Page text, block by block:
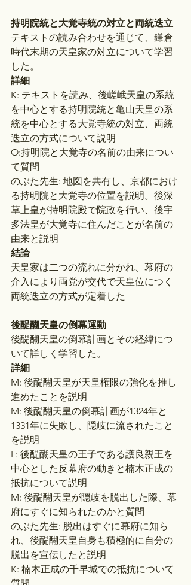
持明院統と大覚寺統の対立と両統迭立
テキストの読み合わせを通じて、鎌倉
時代末期の天皇家の対立について学習
した。
詳細
K: テキストを読み、後嵯峨天皇の系統
を中心とする持明院統と亀山天皇の系
統を中心とする大覚寺統の対立、両統
迭立の方式について説明
O:持明院と大覚寺の名前の由来につい
て質問
のぶた先生: 地図を共有し、京都におけ
る持明院と大覚寺の位置を説明。後深
草上皇が持明院殿で院政を行い、後宇
多法皇が大覚寺に住んだことが名前の
由来と説明
結論
天皇家は二つの流れに分かれ、幕府の
介入により両党が交代で天皇位につく
両統迭立の方式が定着した
後醍醐天皇の倒幕運動
後醍醐天皇の倒幕計画とその経緯につ
いて詳しく学習した。
詳細
M: 後醍醐天皇が天皇権限の強化を推し
進めたことを説明
M: 後醍醐天皇の倒幕計画が1324年と
1331年に失敗し、隠岐に流されたこと
を説明
L: 後醍醐天皇の王子である護良親王を
中心とした反幕府の動きと楠木正成の
抵抗について説明
M: 後醍醐天皇が隠岐を脱出した際、幕
府にすぐに知られたのかと質問
のぶた先生: 脱出はすぐに幕府に知ら
れ、後醍醐天皇自身も積極的に自分の
脱出を宣伝したと説明
K: 楠木正成の千早城での抵抗について